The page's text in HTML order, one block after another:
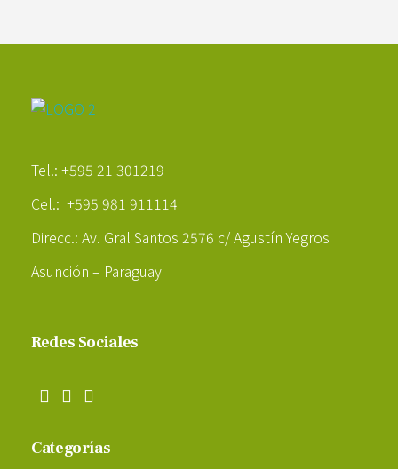
Tel.: +595 21 301219
Cel.: +595 981 911114
Direcc.: Av. Gral Santos 2576 c/ Agustín Yegros
Asunción – Paraguay
Redes Sociales
Categorías